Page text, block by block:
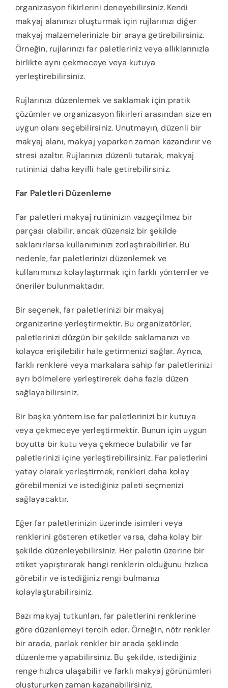
organizasyon fikirlerini deneyebilirsiniz. Kendi
makyaj alanınızı oluşturmak için rujlarınızı diğer
makyaj malzemelerinizle bir araya getirebilirsiniz.
Örneğin, rujlarınızı far paletleriniz veya allıklarınızla
birlikte aynı çekmeceye veya kutuya
yerleştirebilirsiniz.
Rujlarınızı düzenlemek ve saklamak için pratik
çözümler ve organizasyon fikirleri arasından size en
uygun olanı seçebilirsiniz. Unutmayın, düzenli bir
makyaj alanı, makyaj yaparken zaman kazandırır ve
stresi azaltır. Rujlarınızı düzenli tutarak, makyaj
rutininizi daha keyifli hale getirebilirsiniz.
Far Paletleri Düzenleme
Far paletleri makyaj rutininizin vazgeçilmez bir
parçası olabilir, ancak düzensiz bir şekilde
saklanırlarsa kullanımınızı zorlaştırabilirler. Bu
nedenle, far paletlerinizi düzenlemek ve
kullanımınızı kolaylaştırmak için farklı yöntemler ve
öneriler bulunmaktadır.
Bir seçenek, far paletlerinizi bir makyaj
organizerine yerleştirmektir. Bu organizatörler,
paletlerinizi düzgün bir şekilde saklamanızı ve
kolayca erişilebilir hale getirmenizi sağlar. Ayrıca,
farklı renklere veya markalara sahip far paletlerinizi
ayrı bölmelere yerleştirerek daha fazla düzen
sağlayabilirsiniz.
Bir başka yöntem ise far paletlerinizi bir kutuya
veya çekmeceye yerleştirmektir. Bunun için uygun
boyutta bir kutu veya çekmece bulabilir ve far
paletlerinizi içine yerleştirebilirsiniz. Far paletlerini
yatay olarak yerleştirmek, renkleri daha kolay
görebilmenizi ve istediğiniz paleti seçmenizi
sağlayacaktır.
Eğer far paletlerinizin üzerinde isimleri veya
renklerini gösteren etiketler varsa, daha kolay bir
şekilde düzenleyebilirsiniz. Her paletin üzerine bir
etiket yapıştırarak hangi renklerin olduğunu hızlıca
görebilir ve istediğiniz rengi bulmanızı
kolaylaştırabilirsiniz.
Bazı makyaj tutkunları, far paletlerini renklerine
göre düzenlemeyi tercih eder. Örneğin, nötr renkler
bir arada, parlak renkler bir arada şeklinde
düzenleme yapabilirsiniz. Bu şekilde, istediğiniz
renge hızlıca ulaşabilir ve farklı makyaj görünümleri
oluştururken zaman kazanabilirsiniz.